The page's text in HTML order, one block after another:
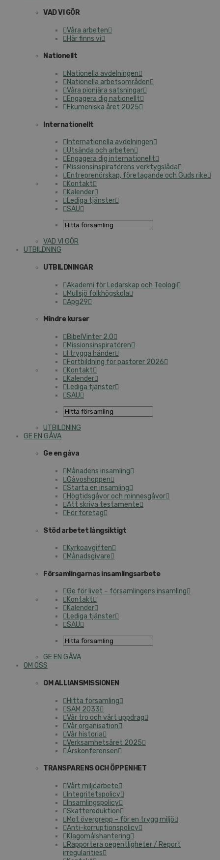
VAD VI GÖR
Våra arbeten
Här finns vi
Nationellt
Nationella avdelningen
Nationella arbetsområden
Våra pionjära satsningar
Engagera dig nationellt
Ekumeniska året 2025
Internationellt
Internationella avdelningen
Utsända och arbeten
Engagera dig internationellt
Missionsinspiratörens verktygslåda
Entreprenörskap, företagande och Guds rike
Kontakt
Kalender
Lediga tjänster
SAU
VAD VI GÖR
UTBILDNING
UTBILDNINGAR
Akademi för Ledarskap och Teologi
Mullsjö folkhögskola
Apg29
Mindre kurser
BibelVinter 2.0
Missionsinspiratören
I trygga händer
Fortbildning för pastorer 2026
Kontakt
Kalender
Lediga tjänster
SAU
UTBILDNING
GE EN GÅVA
Ge en gåva
Månadens insamling
Gåvoshoppen
Starta en insamling
Högtidsgåvor och minnesgåvor
Att skriva testamente
För företag
Stöd arbetet långsiktigt
Kyrkoavgiften
Månadsgivare
Församlingarnas insamlingsarbete
Ge för livet – församlingens insamling
Kontakt
Kalender
Lediga tjänster
SAU
GE EN GÅVA
OM OSS
OM ALLIANSMISSIONEN
Hitta församling
SAM 2033
Vår tro och vårt uppdrag
Vår organisation
Vår historia
Verksamhetsåret 2025
Årskonferensen
TRANSPARENS OCH ÖPPENHET
Vårt miljöarbete
Integritetspolicy
Insamlingspolicy
Skattereduktion
Mot övergrepp – för en trygg miljö
Anti-korruptionspolicy
Klagomålshantering
Rapportera oegentligheter / Report
irregularities